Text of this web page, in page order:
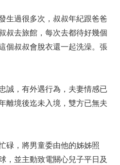
生過很多次，叔叔年紀跟爸爸
叔去旅館，每次去都待好幾個
個叔叔會脫衣還一起洗澡。張
誠，有外遇行為，夫妻情感已
離境後迄未入境，雙方已無夫
碌，將男童委由他的姊姊照
，並主動致電關心兒子平日及